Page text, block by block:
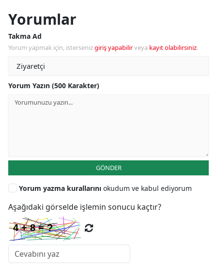
Yorumlar
Takma Ad
Yorum yapmak için, istersenizgiriş yapabilirveya kayıt olabilirsiniz.
Yorum Yazın (500 Karakter)
GÖNDER
Yorum yazma kurallarını okudum ve kabul ediyorum
Aşağıdaki görselde işlemin sonucu kaçtır?